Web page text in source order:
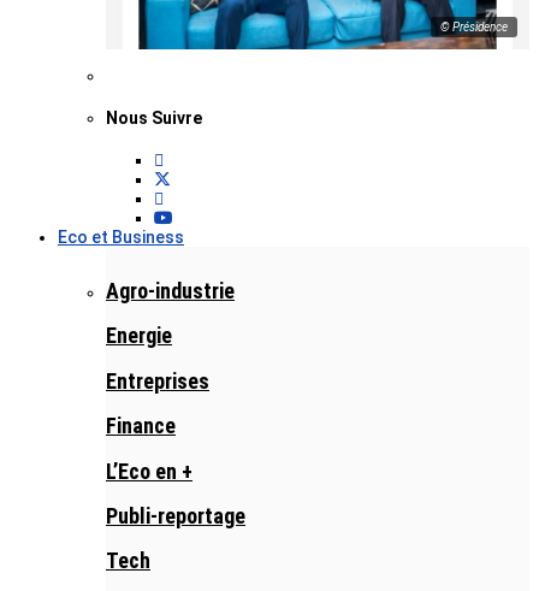
© Présidence
Nous Suivre
Eco et Business
Agro-industrie
Energie
Entreprises
Finance
L’Eco en +
Publi-reportage
Tech